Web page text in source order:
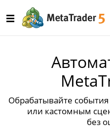
Обрабатывайте
или кастомным
без